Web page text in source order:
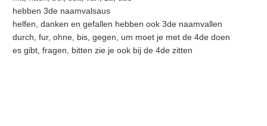
hebben 3de naamvalsaus
helfen, danken en gefallen hebben ook 3de naamvallen
durch, fur, ohne, bis, gegen, um moet je met de 4de doen
es gibt, fragen, bitten zie je ook bij de 4de zitten